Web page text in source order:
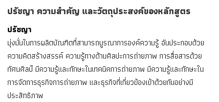
ปรัชญา ความสำคัญ และวัตถุประสงค์ของหลักสูตร
ปรัชญา
มุ่งมั่นในการผลิตบัณฑิตที่สามารถบูรณาการองค์ความรู้ อันประกอบด้วย
ความคิดสร้างสรรค์ ความรู้ทางด้านศิลปะการถ่ายภาพ การสื่อสารด้วย
ทัศนศิลป์ มีความรู้และทักษะในเทคนิคการถ่ายภาพ มีความรู้และทักษะใน
การจัดการธุรกิจการถ่ายภาพ และธุรกิจที่เกี่ยวข้องเข้าด้วยกันอย่างมี
ประสิทธิภาพ